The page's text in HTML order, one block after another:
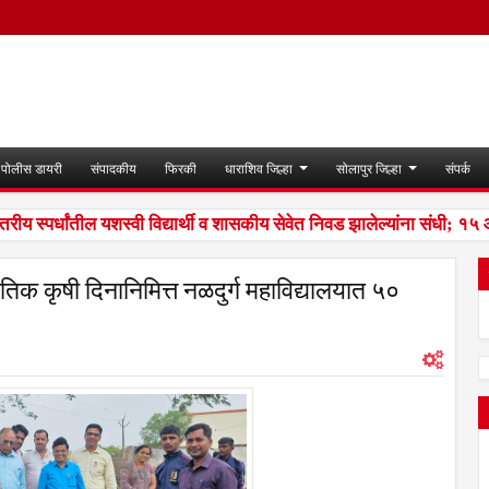
पोलीस डायरी संपादकीय फिरकी धाराशिव जिल्हा सोलापुर जिल्हा संपर्क
स्पर्धांतील यशस्वी विद्यार्थी व शासकीय सेवेत निवड झालेल्यांना संधी; १५
कृषी दिनानिमित्त नळदुर्ग महाविद्यालयात ५०